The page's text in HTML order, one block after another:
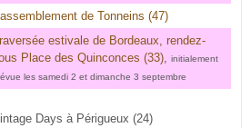
de Tonneins (47)
estivale de Bordeaux, rendez-
Place des Quinconces (33), initialement
les samedi 2 et dimanche 3 septembre
Days à Périgueux (24)